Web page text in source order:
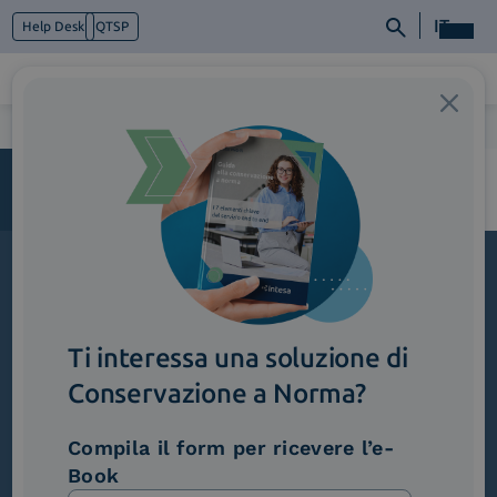
Help Desk QTSP IT
Cosa facciamo
Candidatura-Spontanea
Iscriviti alla newsletter
Novità, iniziative ed eventi dal mondo della
trasformazione digitale.
Ti interessa una soluzione di
Conservazione a Norma?
Compila il form per ricevere l’e-
Book